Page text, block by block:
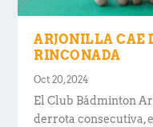
ARJONILLA CAE
RINCONADA
Oct 20, 2024
El Club Bádminton
derrota consecutiva,